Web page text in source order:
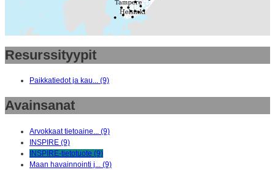
Resurssityypit
Paikkatiedot ja kau... (9)
Avainsanat
Arvokkaat tietoaine... (9)
INSPIRE (9)
INSPIRE-tietotuote (9)
Maan havainnointi j... (9)